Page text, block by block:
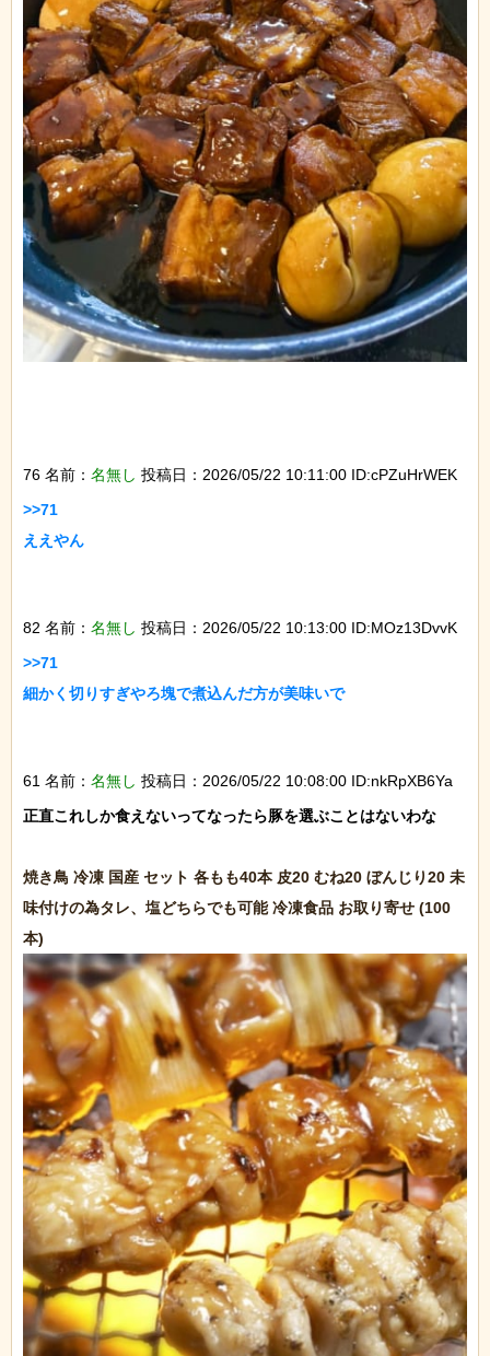
76 名前： 名無し 投稿日：2026/05/22 10:11:00 ID:cPZuHrWEK
>>71
ええやん
82 名前： 名無し 投稿日：2026/05/22 10:13:00 ID:MOz13DvvK
>>71
細かく切りすぎやろ塊で煮込んだ方が美味いで
61 名前： 名無し 投稿日：2026/05/22 10:08:00 ID:nkRpXB6Ya
正直これしか食えないってなったら豚を選ぶことはないわな
焼き鳥 冷凍 国産 セット 各もも40本 皮20 むね20 ぼんじり20 未
味付けの為タレ、塩どちらでも可能 冷凍食品 お取り寄せ (100